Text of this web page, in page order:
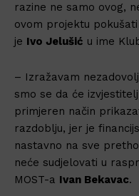
razine ne samo ovog,
ovom projektu
je Ivo Jelušić u ime
– Izražavam
smo se da će
primjeren način
razdoblju, jer je
nastavno na sve
neće sudjelovati u
MOST-a Ivan Bekavac.